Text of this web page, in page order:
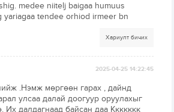
medee niitelj baigaa humuus
yariagaa tendee orhiod irmeer bn
Хариулт бичих
2025-04-25 14:22:45
.Нэмж мөргөөн гарах , дайнд
улсаа далай доогуур оруулахыг
Их далдагнаад байсан даа Ккккккк